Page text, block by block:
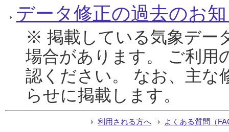
データ修正の過去のお
※ 掲載している気象デー
場合があります。 ご利用
認ください。 なお、主な
らせに掲載します。
利用される方へ よくある質問（